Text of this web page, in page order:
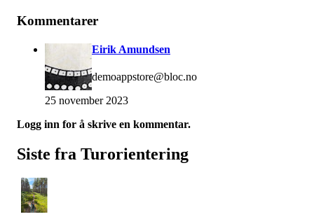
Kommentarer
Eirik Amundsen
demoappstore@bloc.no
25 november 2023
Logg inn for å skrive en kommentar.
Siste fra Turorientering